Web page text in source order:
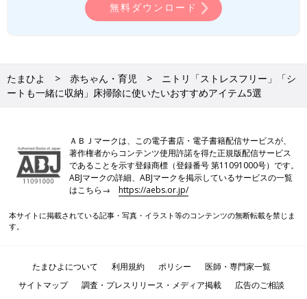
無料ダウンロード
たまひよ 赤ちゃん・育児
ニトリ「ストレスフリー」「シ
ートも一緒に収納」床掃除に使いたいおすすめアイテム5選
ＡＢＪマークは、この電子書店・電子書籍配信サービスが、
著作権者からコンテンツ使用許諾を得た正規版配信サービス
であることを示す登録商標（登録番号 第11091000号）です。
ABJマークの詳細、ABJマークを掲示しているサービスの一覧
はこちら→https://aebs.or.jp/
本サイトに掲載されている記事・写真・イラスト等のコンテンツの無断転載を禁じま
す。
たまひよについて 利用規約 ポリシー
医師・専門家一覧
サイトマップ
調査・プレスリリース・メディア掲載
広告のご相談